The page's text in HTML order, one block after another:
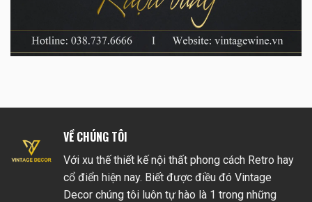
VỀ CHÚNG TÔI
Với xu thế thiết kế nội thất phong cách Retro hay
cổ điển hiện nay. Biết được điều đó Vintage
Decor chúng tôi luôn tự hào là 1 trong những